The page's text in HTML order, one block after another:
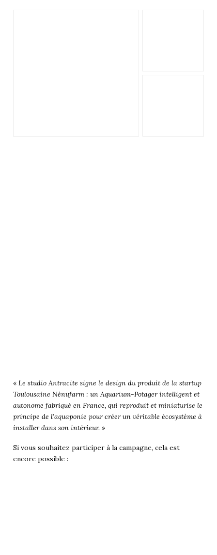
« Le studio Antracite signe le design du produit de la startup
Toulousaine Nénufarm : un Aquarium-Potager intelligent et
autonome fabriqué en France, qui reproduit et miniaturise le
principe de l’aquaponie pour créer un véritable écosystème à
installer dans son intérieur. »
Si vous souhaitez participer à la campagne, cela est
encore possible :